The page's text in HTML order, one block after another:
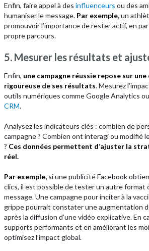
Enfin, faire appel à des influenceurs ou des
humaniser le message. Par exemple,un
promouvoir l’importance de rester actif, en
propre parcours.
5. Mesurer les résultats et
Enfin, une campagne réussie repose sur
rigoureuse de ses résultats. Mesurez
outils numériques comme Google Analytics
CRM.
Analysez les indicateurs clés : combien de
campagne ? Combien ont interagi ou modifié
? Ces données permettent d’ajuster la
réel.
Par exemple,si une publicité Facebook
clics, il est possible de tester un autre format
message. Une campagne pour inciter à la
grippe pourrait constater une augmentation
après la diffusion d’une vidéo explicative. En
supports performants et en améliorant les
optimisez l’impact global.